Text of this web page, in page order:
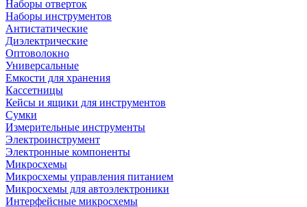
Наборы отверток
Наборы инструментов
Антистатические
Диэлектрические
Оптоволокно
Универсальные
Емкости для хранения
Кассетницы
Кейсы и ящики для инструментов
Сумки
Измерительные инструменты
Электроинструмент
Электронные компоненты
Микросхемы
Микросхемы управления питанием
Микросхемы для автоэлектроники
Интерфейсные микросхемы